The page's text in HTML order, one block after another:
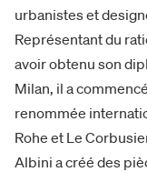
urbanistes et
Représentant du
avoir obtenu son
Milan, il a
renommée
Rohe et Le
Albini a créé des